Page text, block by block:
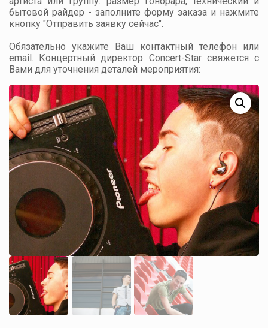
бытовой райдер - заполните форму заказа и нажмите
кнопку "Отправить заявку сейчас".
Обязательно укажите Ваш контактный телефон или
email. Концертный директор Concert-Star свяжется с
Вами для уточнения деталей мероприятия: